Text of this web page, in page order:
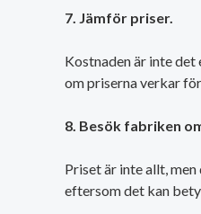
7. Jämför priser.
Kostnaden är inte
om priserna verkar
8. Besök fabriken
Priset är inte allt,
eftersom det kan